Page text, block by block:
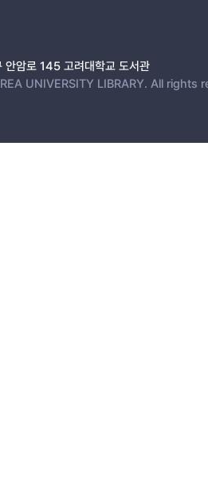
암로 145 고려대학교 도서관
UNIVERSITY LIBRARY. All rights